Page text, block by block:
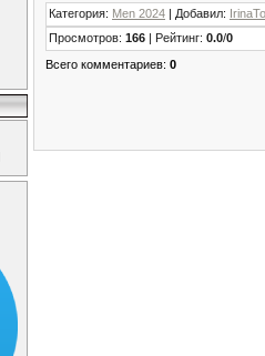
Категория: Men 2024 | Добавил:
Просмотров: 166 | Рейтинг: 0.0/0
Всего комментариев: 0